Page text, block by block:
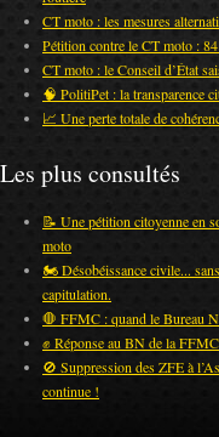
CT moto : les mesures
Pétition contre le CT moto :
CT moto : le Conseil d’État
🧠 PolitiPet : la transparence
📈 Une perte totale de
Les plus consultés
📝 Une pétition citoyenne en
moto
🏍️ Désobéissance civile...
capitulation.
🛑 FFMC : quand le Bureau
✊ Réponse au BN de la
🚫 Suppression des ZFE à
continue !